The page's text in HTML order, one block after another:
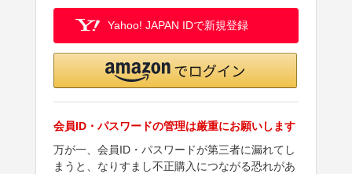
Yahoo! JAPAN IDで新規登録
会員ID・パスワードの管理は厳重にお願いします
万が一、会員ID・パスワードが第三者に漏れてし
まうと、なりすまし不正購入につながる恐れがあ